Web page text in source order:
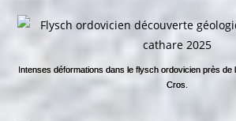
Intenses déformations dans le flysch ordovicien près de
Cros.